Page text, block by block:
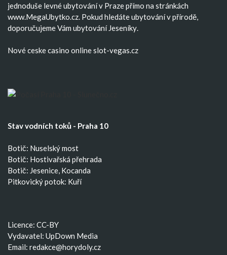
jednoduše levné ubytování v Prazepřímo na stránkách
www.MegaUbytko.cz. Pokud hledáte ubytování v přírodě,
doporučujeme Vám ubytování Jeseníky.
Nové ceske casino online slot-vegas.cz
Stav vodních toků - Praha 10
Botič: Nuselský most
Botič: Hostivařská přehrada
Botič: Jesenice, Kocanda
Pitkovický potok: Kuří
Licence: CC-BY
Vydavatel: UpDown Media
Email: redakce@horydoly.cz